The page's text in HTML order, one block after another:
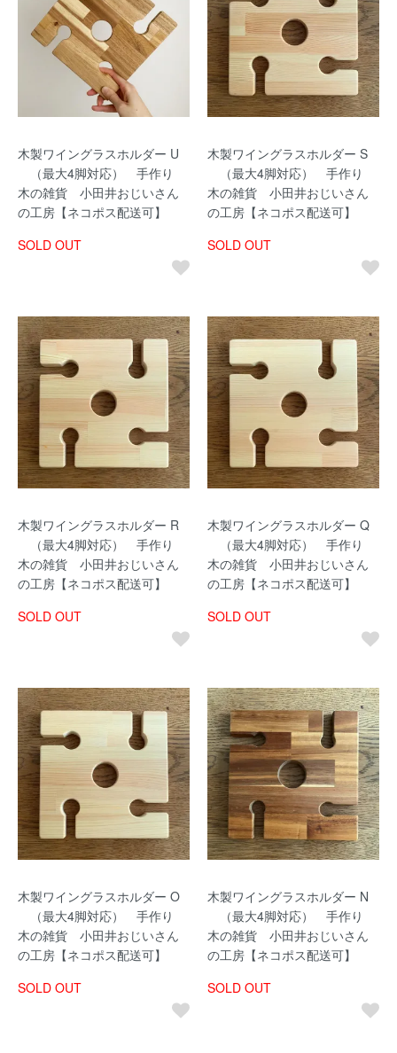
木製ワイングラスホルダー U
（最大4脚対応） 手作り
木の雑貨 小田井おじいさん
の工房【ネコポス配送可】
SOLD OUT
木製ワイングラスホルダー S
（最大4脚対応） 手作り
木の雑貨 小田井おじいさん
の工房【ネコポス配送可】
SOLD OUT
木製ワイングラスホルダー R
（最大4脚対応） 手作り
木の雑貨 小田井おじいさん
の工房【ネコポス配送可】
SOLD OUT
木製ワイングラスホルダー Q
（最大4脚対応） 手作り
木の雑貨 小田井おじいさん
の工房【ネコポス配送可】
SOLD OUT
木製ワイングラスホルダー O
（最大4脚対応） 手作り
木の雑貨 小田井おじいさん
の工房【ネコポス配送可】
SOLD OUT
木製ワイングラスホルダー N
（最大4脚対応） 手作り
木の雑貨 小田井おじいさん
の工房【ネコポス配送可】
SOLD OUT